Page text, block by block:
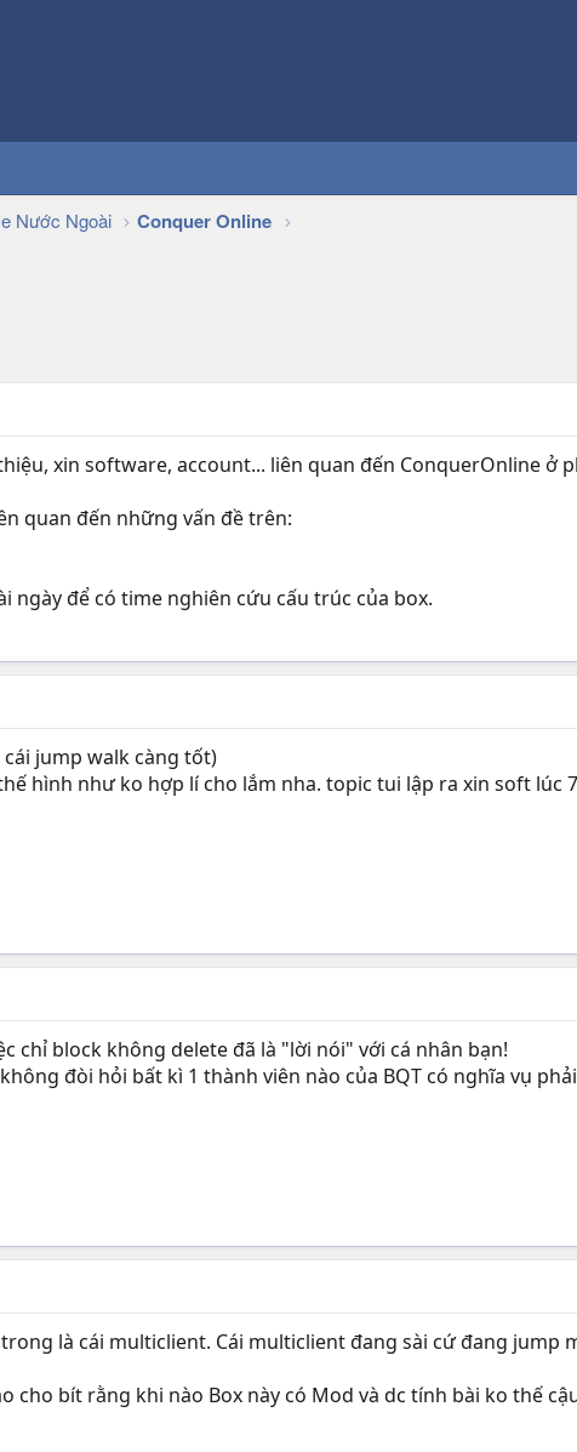
Nước Ngoài Conquer Online
xin software, account... liên quan đến ConquerOnline ở
quan đến những vấn đề trên:
ngày để có time nghiên cứu cấu trúc của box.
jump walk càng tốt)
hình như ko hợp lí cho lắm nha. topic tui lập ra xin soft lúc
chỉ block không delete đã là "lời nói" với cá nhân bạn!
đòi hỏi bất kì 1 thành viên nào của BQT có nghĩa vụ
là cái multiclient. Cái multiclient đang sài cứ đang jump
cho bít rằng khi nào Box này có Mod và dc tính bài ko thế